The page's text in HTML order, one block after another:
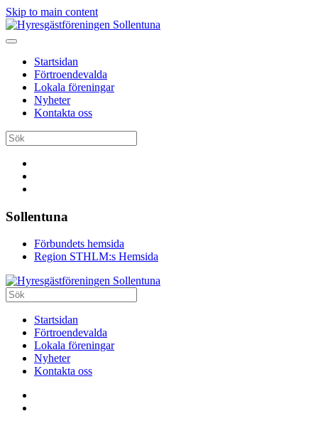
Skip to main content
Startsidan
Förtroendevalda
Lokala föreningar
Nyheter
Kontakta oss
Sollentuna
Förbundets hemsida
Region STHLM:s Hemsida
Startsidan
Förtroendevalda
Lokala föreningar
Nyheter
Kontakta oss